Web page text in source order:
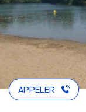
APPELER